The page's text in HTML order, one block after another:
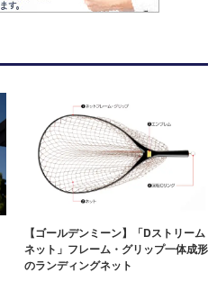
【ゴールデンミーン】「Dストリーム
ネット」フレーム・グリップ一体成形
のランディングネット